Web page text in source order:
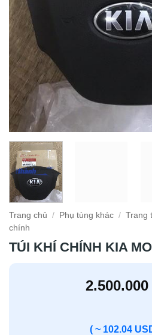
Trang chủ / Phụ tùng khác / Trang
chính
TÚI KHÍ CHÍNH KIA
2.500.000
( ~ 102.04